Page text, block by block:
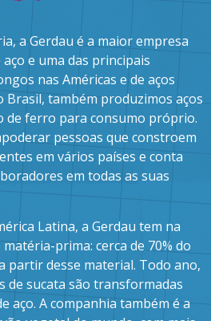
a Gerdau é a maior empresa
e uma das principais
nas Américas e de aços
Brasil, também produzimos aços
de ferro para consumo próprio.
pessoas que constroem
em vários países e conta
em todas as suas
Latina, a Gerdau tem na
prima: cerca de 70% do
partir desse material. Todo ano,
de sucata são transformadas
aço. A companhia também é a